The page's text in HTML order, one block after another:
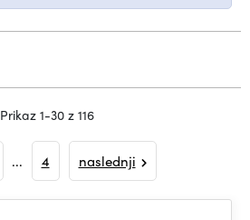
Prikaz 1-30 z 116
... 4 naslednji